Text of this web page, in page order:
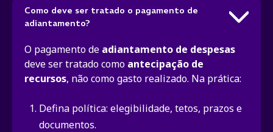
Como deve ser tratado o pagamento de
adiantamento?
O pagamento de adiantamento de despesas
deve ser tratado como antecipação de
recursos, não como gasto realizado. Na prática:
Defina política: elegibilidade, tetos, prazos e
documentos.